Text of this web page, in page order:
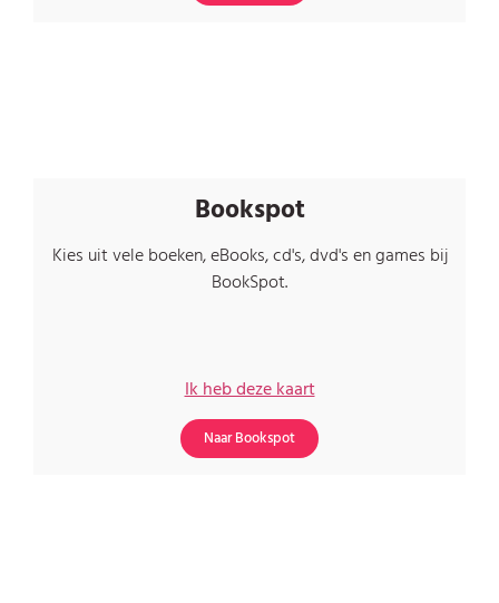
Bookspot
Kies uit vele boeken, eBooks, cd's, dvd's en games bij
BookSpot.
Ik heb deze kaart
Naar Bookspot